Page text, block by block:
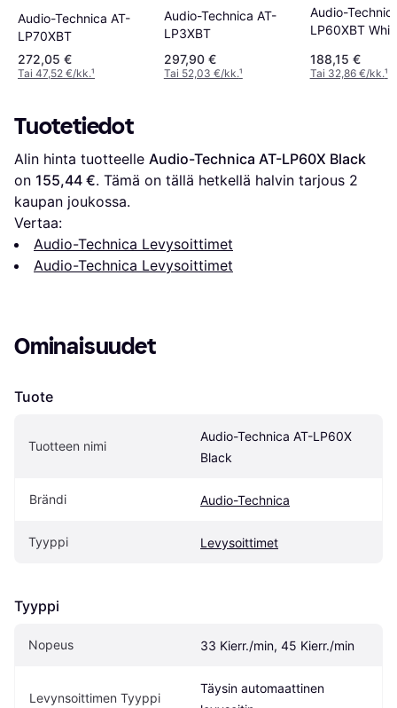
Audio-Technica AT-
LP70XBT
272,05 €
Tai 47,52 €/kk.¹
Audio-Technica AT-
LP3XBT
297,90 €
Tai 52,03 €/kk.¹
Audio-
LP60XBT
188,15 €
Tai 32,86 €/kk.¹
Tuotetiedot
Alin hinta tuotteelle Audio-Technica AT-LP60X Black
on 155,44 €. Tämä on tällä hetkellä halvin tarjous 2
kaupan joukossa.
Vertaa:
Audio-Technica Levysoittimet
Audio-Technica Levysoittimet
Ominaisuudet
Tuote
Tuotteen nimi
Audio-Technica AT-LP60X
Black
Brändi Audio-Technica
Tyyppi Levysoittimet
Tyyppi
Nopeus 33 Kierr./min, 45 Kierr./min
Levynsoittimen Tyyppi
Täysin automaattinen